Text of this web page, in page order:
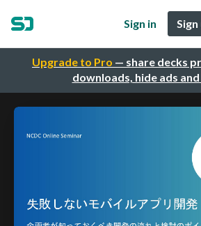
Upgrade to Pro — share decks
downloads, hide ads
Sign in